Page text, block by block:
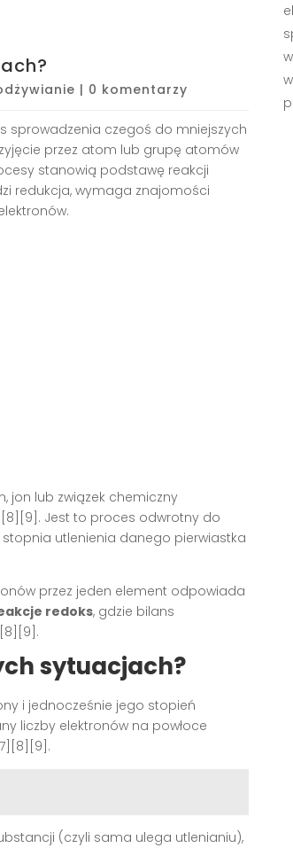
| 0 komentarzy
sprowadzenia czegoś do mniejszych
przez atom lub grupę atomów
stanowią podstawę reakcji
redukcja, wymaga znajomości
jon lub związek chemiczny
Jest to proces odwrotny do
utlenienia danego pierwiastka
przez jeden element odpowiada
redoks, gdzie bilans
sytuacjach?
i jednocześnie jego stopień
liczby elektronów na powłoce
(czyli sama ulega utlenianiu),